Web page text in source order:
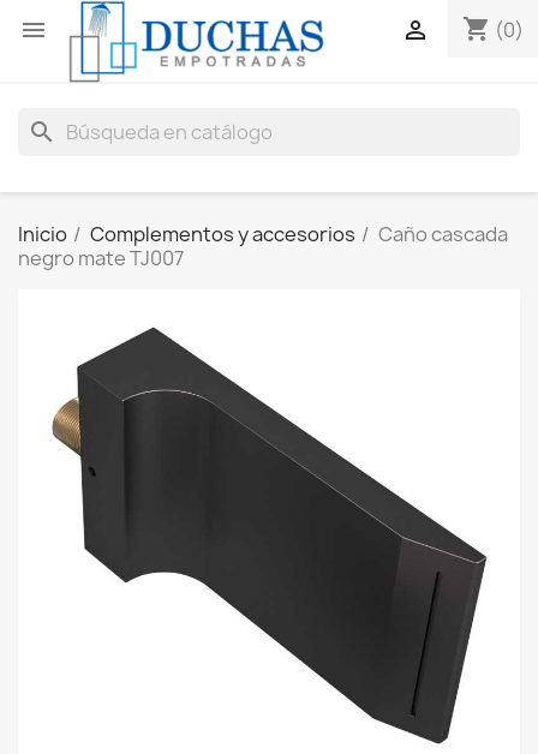
 shopping_cart (0)

search
Inicio Complementos y accesorios
Caño cascada
negro mate TJ007